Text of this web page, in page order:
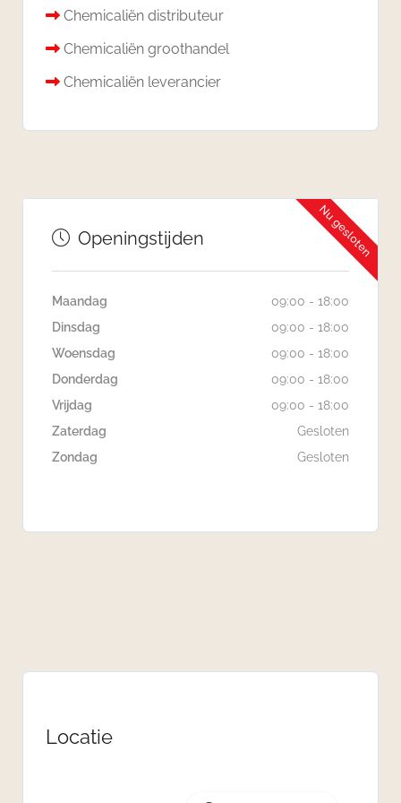
Chemicaliën distributeur
Chemicaliën groothandel
Chemicaliën leverancier
Nu gesloten
Openingstijden
Maandag
09:00 - 18:00
Dinsdag
09:00 - 18:00
Woensdag
09:00 - 18:00
Donderdag
09:00 - 18:00
Vrijdag
09:00 - 18:00
Zaterdag
Gesloten
Zondag
Gesloten
Locatie